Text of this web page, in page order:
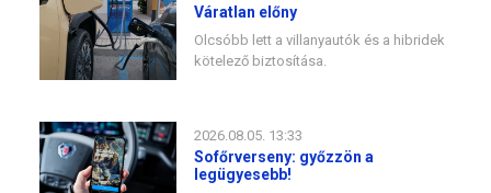
Váratlan előny
Olcsóbb lett a villanyautók és a hibridek
kötelező biztosítása.
2026.08.05. 13:33
Sofőrverseny: győzzön a
legügyesebb!